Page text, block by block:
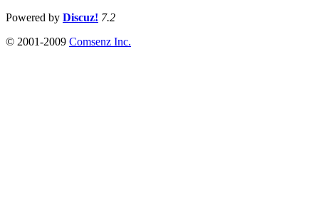
Powered by Discuz! 7.2
© 2001-2009 Comsenz Inc.